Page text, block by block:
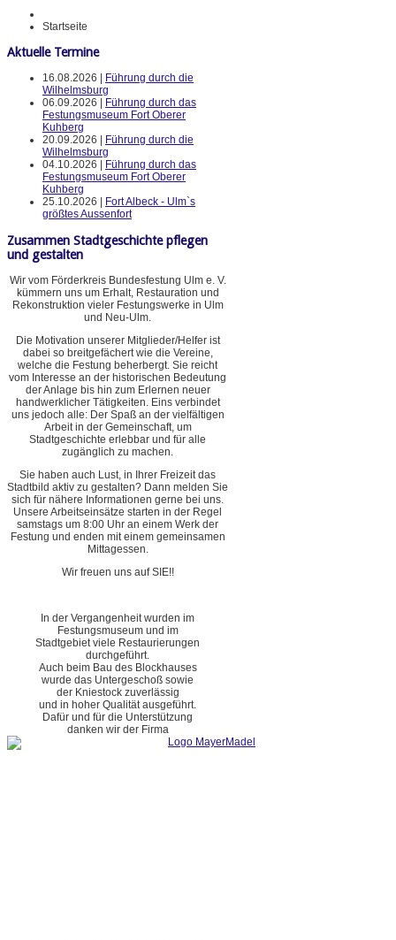
Startseite
Aktuelle Termine
16.08.2026 |
Führung durch die
Wilhelmsburg
06.09.2026 |
Führung durch das
Festungsmuseum Fort Oberer
Kuhberg
20.09.2026 |
Führung durch die
Wilhelmsburg
04.10.2026 |
Führung durch das
Festungsmuseum Fort Oberer
Kuhberg
25.10.2026 |
Fort Albeck - Ulm`s
größtes Aussenfort
Zusammen Stadtgeschichte pflegen
und gestalten
Wir vom Förderkreis Bundesfestung Ulm e. V.
kümmern uns um Erhalt, Restauration und
Rekonstruktion vieler Festungswerke in Ulm
und Neu-Ulm.
Die Motivation unserer Mitglieder/Helfer ist
dabei so breitgefächert wie die Vereine,
welche die Festung beherbergt. Sie reicht
vom Interesse an der historischen Bedeutung
der Anlage bis hin zum Erlernen neuer
handwerklicher Tätigkeiten. Eins verbindet
uns jedoch alle: Der Spaß an der vielfältigen
Arbeit in der Gemeinschaft, um
Stadtgeschichte erlebbar und für alle
zugänglich zu machen.
Sie haben auch Lust, in Ihrer Freizeit das
Stadtbild aktiv zu gestalten? Dann melden Sie
sich für nähere Informationen gerne bei uns.
Unsere Arbeitseinsätze starten in der Regel
samstags um 8:00 Uhr an einem Werk der
Festung und enden mit einem gemeinsamen
Mittagessen.
Wir freuen uns auf SIE!!
In der Vergangenheit wurden im
Festungsmuseum und im
Stadtgebiet viele Restaurierungen
durchgeführt.
Auch beim Bau des Blockhauses
wurde das Untergeschoß sowie
der Kniestock zuverlässig
und in hoher Qualität ausgeführt.
Dafür und für die Unterstützung
danken wir der Firma